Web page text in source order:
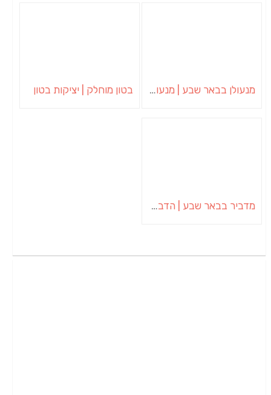
מנעולן בבאר שבע | מנעולן באופקים | ויטלי המנעולן בטון מוחלק | יציקות בטון
מדביר בבאר שבע | הדברה בבאר שבע | יוגב הדברות